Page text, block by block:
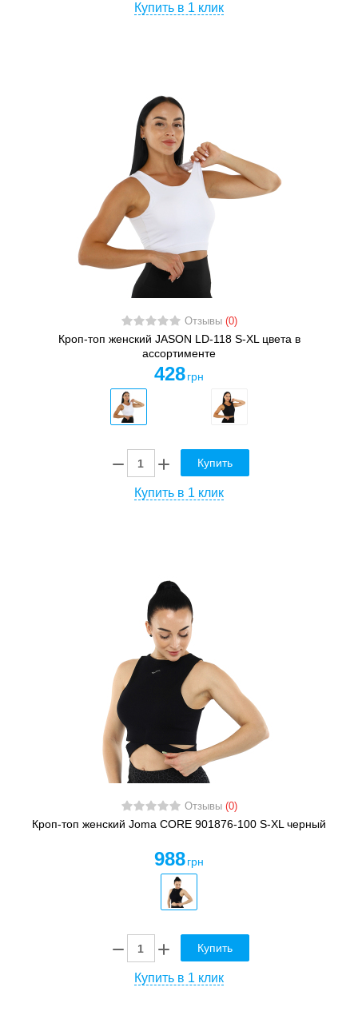
Купить в 1 клик
Отзывы (0)
Кроп-топ женский JASON LD-118 S-XL цвета в
ассортименте
428 грн
Купить
Купить в 1 клик
Отзывы (0)
Кроп-топ женский Joma CORE 901876-100 S-XL черный
988 грн
Купить
Купить в 1 клик